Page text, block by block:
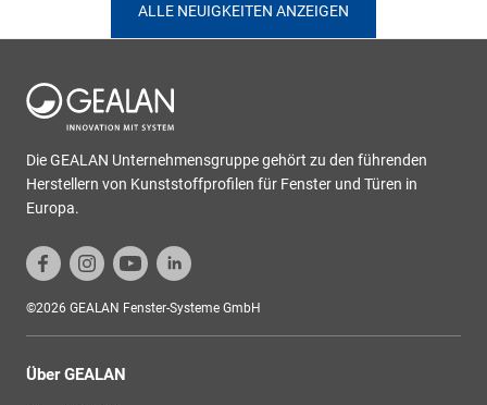
ALLE NEUIGKEITEN ANZEIGEN
Die GEALAN Unternehmensgruppe gehört zu den führenden
Herstellern von Kunststoffprofilen für Fenster und Türen in
Europa.
©2026 GEALAN Fenster-Systeme GmbH
Über GEALAN